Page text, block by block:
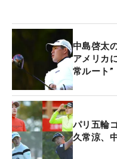
中島啓太
アメリカ
常ルート”
パリ五輪
久常涼、